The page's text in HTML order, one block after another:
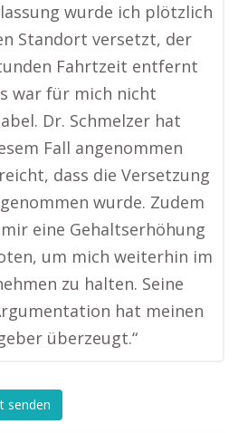
wurde ich plötzlich
Standort versetzt, der
Fahrtzeit entfernt
war für mich nicht
Dr. Schmelzer hat
Fall angenommen
dass die Versetzung
wurde. Zudem
eine Gehaltserhöhung
um mich weiterhin im
zu halten. Seine
hat meinen
überzeugt.“
senden